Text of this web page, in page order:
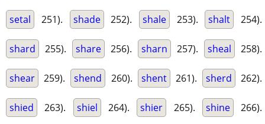
setal 251). shade 252). shale 253). shalt 254).
shard 255). share 256). sharn 257). sheal 258).
shear 259). shend 260). shent 261). sherd 262).
shied 263). shiel 264). shier 265). shine 266).